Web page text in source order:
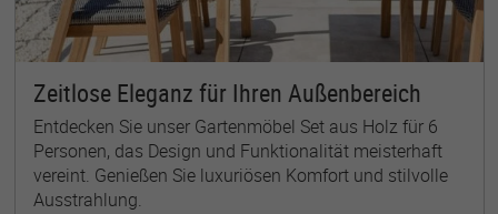
Zeitlose Eleganz für Ihren Außenbereich
Entdecken Sie unser Gartenmöbel Set aus Holz für 6
Personen, das Design und Funktionalität meisterhaft
vereint. Genießen Sie luxuriösen Komfort und stilvolle
Ausstrahlung.